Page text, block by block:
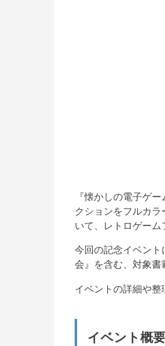
『懐かしの電子ゲ
クションをフルカ
いて、レトロゲーム
今回の記念イベント
会』を含む、対象書
イベントの詳細や整
イベント概要